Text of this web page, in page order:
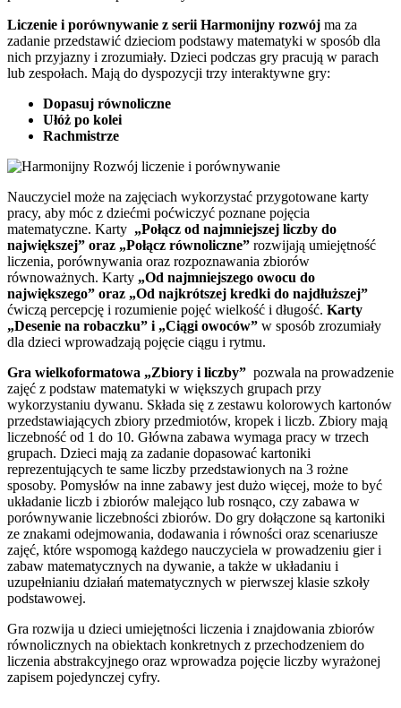
Liczenie i porównywanie z serii Harmonijny rozwój ma za
zadanie przedstawić dzieciom podstawy matematyki w sposób dla
nich przyjazny i zrozumiały. Dzieci podczas gry pracują w parach
lub zespołach. Mają do dyspozycji trzy interaktywne gry:
Dopasuj równoliczne
Ułóż po kolei
Rachmistrze
Nauczyciel może na zajęciach wykorzystać przygotowane karty
pracy, aby móc z dziećmi poćwiczyć poznane pojęcia
matematyczne. Karty „Połącz od najmniejszej liczby do
największej” oraz „Połącz równoliczne” rozwijają umiejętność
liczenia, porównywania oraz rozpoznawania zbiorów
równoważnych. Karty „Od najmniejszego owocu do
największego” oraz „Od najkrótszej kredki do najdłuższej”
ćwiczą percepcję i rozumienie pojęć wielkość i długość. Karty
„Desenie na robaczku” i „Ciągi owoców” w sposób zrozumiały
dla dzieci wprowadzają pojęcie ciągu i rytmu.
Gra wielkoformatowa „Zbiory i liczby” pozwala na prowadzenie
zajęć z podstaw matematyki w większych grupach przy
wykorzystaniu dywanu. Składa się z zestawu kolorowych kartonów
przedstawiających zbiory przedmiotów, kropek i liczb. Zbiory mają
liczebność od 1 do 10. Główna zabawa wymaga pracy w trzech
grupach. Dzieci mają za zadanie dopasować kartoniki
reprezentujących te same liczby przedstawionych na 3 rożne
sposoby. Pomysłów na inne zabawy jest dużo więcej, może to być
układanie liczb i zbiorów malejąco lub rosnąco, czy zabawa w
porównywanie liczebności zbiorów. Do gry dołączone są kartoniki
ze znakami odejmowania, dodawania i równości oraz scenariusze
zajęć, które wspomogą każdego nauczyciela w prowadzeniu gier i
zabaw matematycznych na dywanie, a także w układaniu i
uzupełnianiu działań matematycznych w pierwszej klasie szkoły
podstawowej.
Gra rozwija u dzieci umiejętności liczenia i znajdowania zbiorów
równolicznych na obiektach konkretnych z przechodzeniem do
liczenia abstrakcyjnego oraz wprowadza pojęcie liczby wyrażonej
zapisem pojedynczej cyfry.